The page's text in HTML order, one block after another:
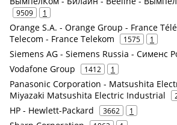
9509 1
Orange S.A. - Orange Group - France
Telecom - France Telekom
1575 1
Siemens AG - Siemens Russia - Сименс
Vodafone Group 1412 1
Panasonic Corporation - Matsushita
Miyazaki Matsushita Electric Industrial
HP - Hewlett-Packard 3662 1